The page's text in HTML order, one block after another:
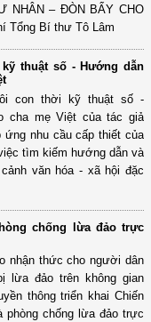
NHÂN – ĐÒN BẨY CHO
Tổng Bí thư Tô Lâm
thuật số - Hướng dẫn
con thời kỹ thuật số -
cha mẹ Việt của tác giả
ứng nhu cầu cấp thiết của
tìm kiếm hướng dẫn và
văn hóa - xã hội đặc
chống lừa đảo trực
nhận thức cho người dân
lừa đảo trên không gian
thông triển khai Chiến
phòng chống lừa đảo trực